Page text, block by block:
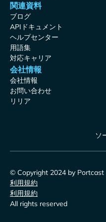
関連資料
ブログ
APIドキュメント
ヘルプセンター
用語集
対応キャリア
会社情報
会社情報
お問い合わせ
リリア
ソ
© Copyright 2024 by Portcast
利用規約
利用規約
All rights reserved